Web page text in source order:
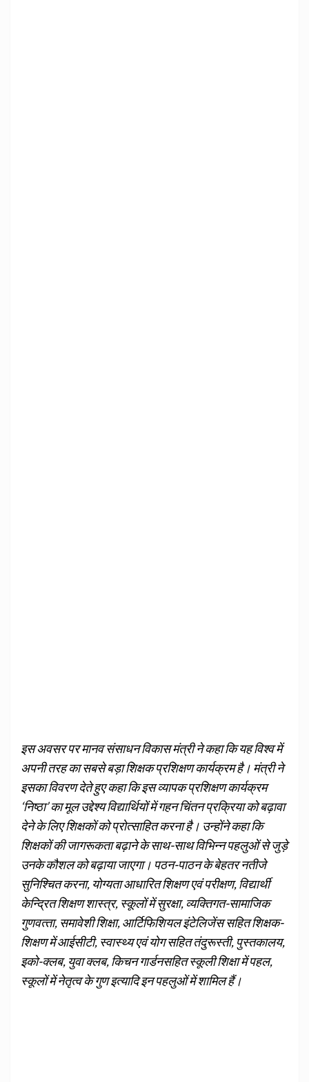
इस अवसर पर मानव संसाधन विकास मंत्री ने कहा कि यह विश्‍व में
अपनी तरह का सबसे बड़ा शिक्षक प्रशिक्षण कार्यक्रम है। मंत्री ने
इसका विवरण देते हुए कहा कि इस व्‍यापक प्रशिक्षण कार्यक्रम
‘निष्‍ठा’ का मूल उद्देश्‍य विद्यार्थियों में गहन चिंतन प्रक्रिया को बढ़ावा
देने के लिए शिक्षकों को प्रोत्‍साहित करना है। उन्‍होंने कहा कि
शिक्षकों की जागरूकता बढ़ाने के साथ-साथ विभिन्‍न पहलुओं से जुड़े
उनके कौशल को बढ़ाया जाएगा। पठन-पाठन के बेहतर नतीजे
सुनिश्चित करना, योग्यता आधारित शिक्षण एवं परीक्षण, विद्यार्थी
केन्द्रित शिक्षण शास्‍त्र, स्‍कूलों में सुरक्षा, व्‍यक्तिगत-सामाजिक
गुणवत्‍ता, समावेशी शिक्षा, आर्टिफिशियल इंटेलिजेंस सहित शिक्षक-
शिक्षण में आईसीटी, स्‍वास्‍थ्‍य एवं योग सहित तंदुरूस्‍ती, पुस्‍तकालय,
इको-क्‍लब, युवा क्‍लब, किचन गार्डनसहित स्‍कूली शिक्षा में पहल,
स्‍कूलों में नेतृत्‍व के गुण इत्‍यादि इन पहलुओं में शामिल हैं।